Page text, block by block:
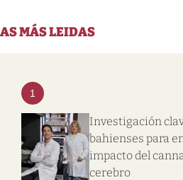
MÁS LEIDAS
1
Investigación
bahienses para
impacto del
cerebro